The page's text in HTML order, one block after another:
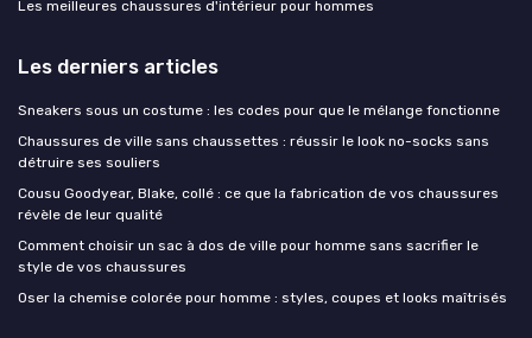
Les meilleures chaussures d'intérieur pour hommes
Les derniers articles
Sneakers sous un costume : les codes pour que le mélange fonctionne
Chaussures de ville sans chaussettes : réussir le look no-socks sans
détruire ses souliers
Cousu Goodyear, Blake, collé : ce que la fabrication de vos chaussures
révèle de leur qualité
Comment choisir un sac à dos de ville pour homme sans sacrifier le
style de vos chaussures
Oser la chemise colorée pour homme : styles, coupes et looks maîtrisés